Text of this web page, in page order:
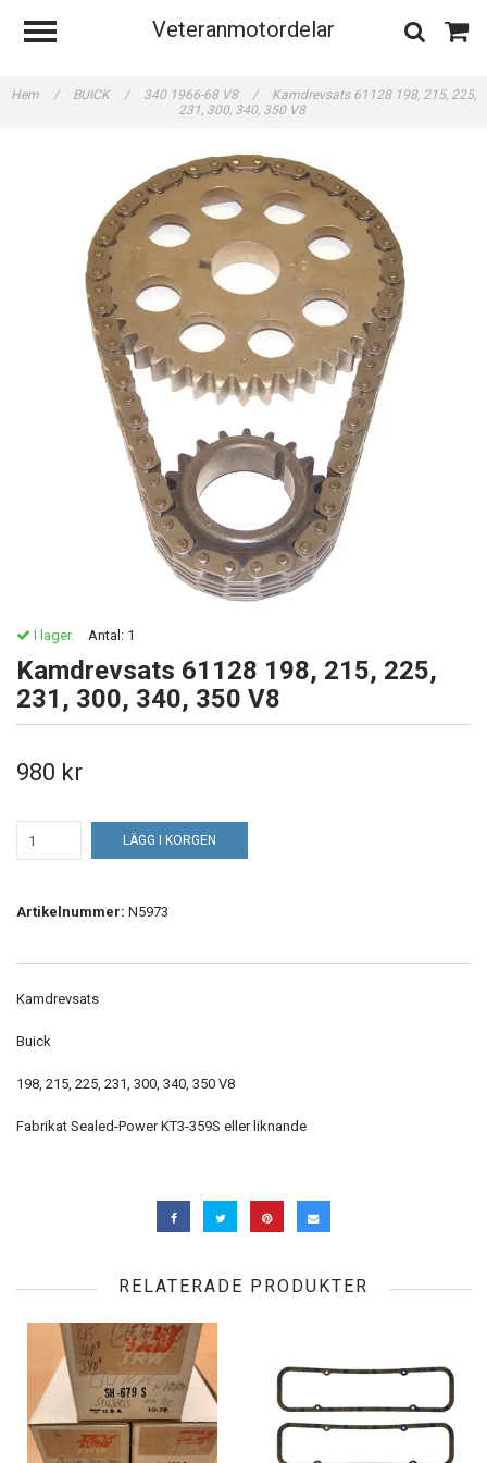
Veteranmotordelar
Hem / BUICK / 340 1966-68 V8 /
Kamdrevsats 61128 198, 215, 225,
231, 300, 340, 350 V8
I lager. Antal: 1
Kamdrevsats 61128 198, 215, 225,
231, 300, 340, 350 V8
980 kr
LÄGG I KORGEN
Artikelnummer: N5973
Kamdrevsats
Buick
198, 215, 225, 231, 300, 340, 350 V8
Fabrikat Sealed-Power KT3-359S eller liknande
RELATERADE PRODUKTER